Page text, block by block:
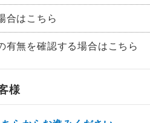
合はこちら
有無を確認する場合はこちら
様